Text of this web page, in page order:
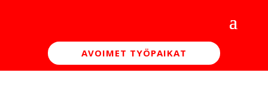
AVOIMET TYÖPAIKAT